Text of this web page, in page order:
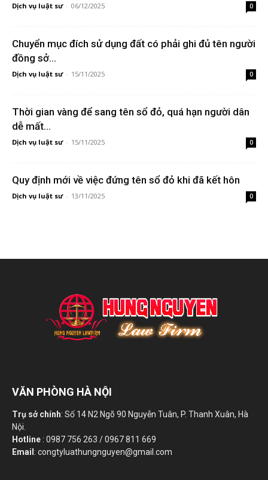
Dịch vụ luật sư - 06/12/2025 0
Chuyển mục đích sử dụng đất có phải ghi đủ tên người
đồng sở...
Dịch vụ luật sư - 15/11/2025 0
Thời gian vàng để sang tên sổ đỏ, quá hạn người dân
dễ mất...
Dịch vụ luật sư - 15/11/2025 0
Quy định mới về việc đứng tên sổ đỏ khi đã kết hôn
Dịch vụ luật sư - 13/11/2025 0
VĂN PHÒNG HÀ NỘI
Trụ sở chính: Số 14 N2 Ngõ 90 Nguyễn Tuân, P. Thanh Xuân, Hà
Nội.
Hotline : 0987 756 263 / 0967 811 669
Email : congtyluathungnguyen@gmail.com